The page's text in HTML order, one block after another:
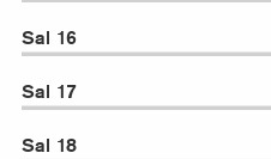
Sal 16
Sal 17
Sal 18